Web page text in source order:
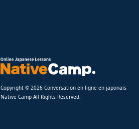
Copyright © 2026 Conversation en ligne en japonais
Native Camp All Rights Reserved.